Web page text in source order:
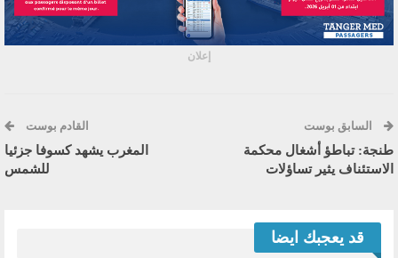
إعلان
السابق بوست
طنجة: تباطؤ أشغال محكمة
الاستئناف يثير تساؤلات
القادم بوست
المغرب يشهد كسوفا جزئيا
للشمس
قد يعجبك ايضا